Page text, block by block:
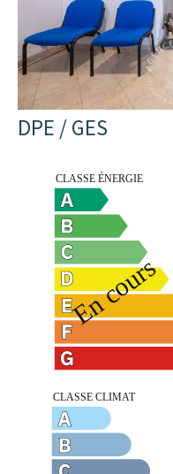
DPE / GES